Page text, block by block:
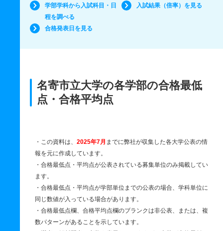
学部学科から入試科目・日
程を調べる
入試結果（倍率）を見る
合格発表日を見る
名寄市立大学の各学部の合格最低
点・合格平均点
・この資料は、 2025年7月 までに弊社が収集した各大学公表の情
報を元に作成しています。
・合格最低点・平均点が公表されている募集単位のみ掲載してい
ます。
・合格最低点・平均点が学部単位までの公表の場合、学科単位に
同じ数値が入っている場合があります。
・合格最低点欄、合格平均点欄のブランクは非公表、または、複
数パターンがあることを示しています。